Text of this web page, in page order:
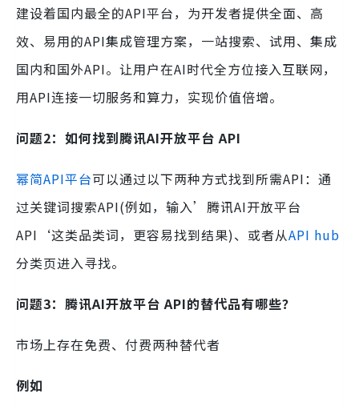
建设着国内最全的API平台，为开发者提供全面、高
效、易用的API集成管理方案，一站搜索、试用、集成
国内和国外API。让用户在AI时代全方位接入互联网，
用API连接一切服务和算力，实现价值倍增。
问题2：如何找到腾讯AI开放平台 API
幂简API平台可以通过以下两种方式找到所需API：通
过关键词搜索API(例如，输入’腾讯AI开放平台
API‘这类品类词，更容易找到结果)、或者从API hub
分类页进入寻找。
问题3：腾讯AI开放平台 API的替代品有哪些？
市场上存在免费、付费两种替代者
例如